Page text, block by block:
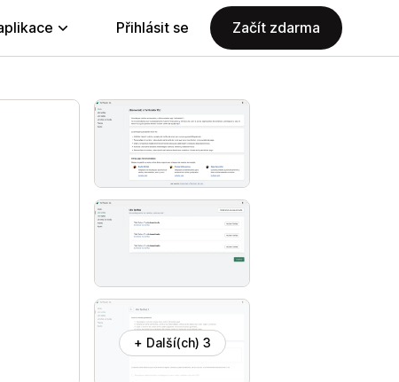
Přihlásit se Začít zdarma
+ Další(ch) 3